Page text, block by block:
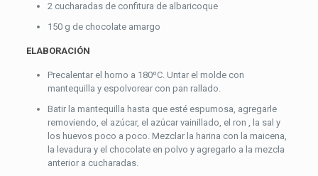
2 cucharadas de confitura de albaricoque
150 g de chocolate amargo
ELABORACIÓN
Precalentar el horno a 180ºC. Untar el molde con
mantequilla y espolvorear con pan rallado.
Batir la mantequilla hasta que esté espumosa, agregarle
removiendo, el azúcar, el azúcar vainillado, el ron , la sal y
los huevos poco a poco. Mezclar la harina con la maicena,
la levadura y el chocolate en polvo y agregarlo a la mezcla
anterior a cucharadas.